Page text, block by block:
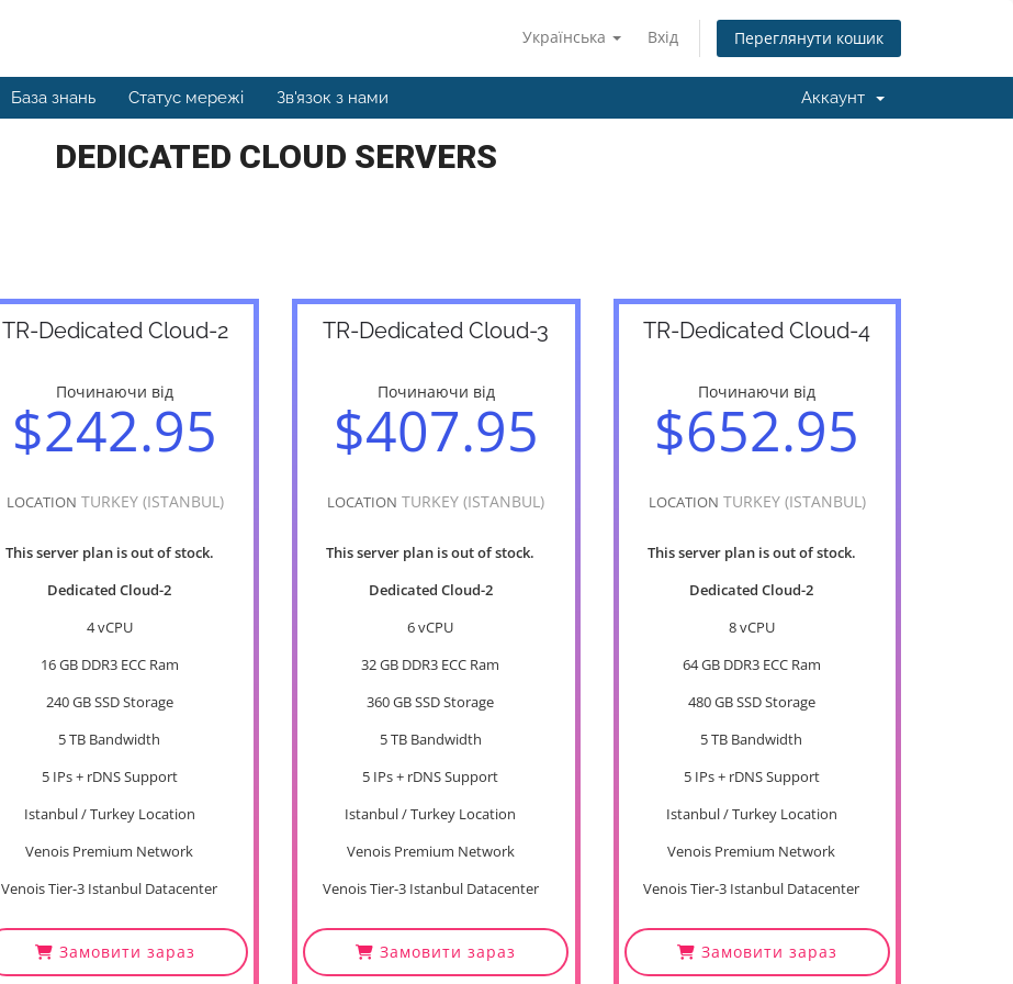
Українська Вхід Переглянути кошик
База знань Статус мережі Зв'язок з нами Аккаунт
DEDICATED CLOUD SERVERS
TR-Dedicated Cloud-2
Починаючи від
$242.95
LOCATION TURKEY (ISTANBUL)
This server plan is out of stock.
Dedicated Cloud-2
4 vCPU
16 GB DDR3 ECC Ram
240 GB SSD Storage
5 TB Bandwidth
5 IPs + rDNS Support
Istanbul / Turkey Location
Venois Premium Network
Venois Tier-3 Istanbul Datacenter
Замовити зараз
TR-Dedicated Cloud-3
Починаючи від
$407.95
LOCATION TURKEY (ISTANBUL)
This server plan is out of stock.
Dedicated Cloud-2
6 vCPU
32 GB DDR3 ECC Ram
360 GB SSD Storage
5 TB Bandwidth
5 IPs + rDNS Support
Istanbul / Turkey Location
Venois Premium Network
Venois Tier-3 Istanbul Datacenter
Замовити зараз
TR-Dedicated Cloud-4
Починаючи від
$652.95
LOCATION TURKEY (ISTANBUL)
This server plan is out of stock.
Dedicated Cloud-2
8 vCPU
64 GB DDR3 ECC Ram
480 GB SSD Storage
5 TB Bandwidth
5 IPs + rDNS Support
Istanbul / Turkey Location
Venois Premium Network
Venois Tier-3 Istanbul Datacenter
Замовити зараз